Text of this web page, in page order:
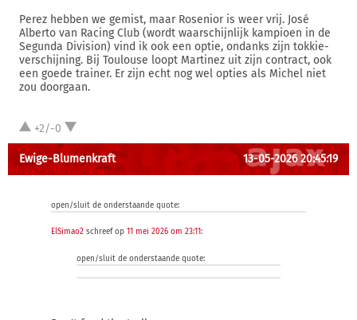
Perez hebben we gemist, maar Rosenior is weer vrij. José
Alberto van Racing Club (wordt waarschijnlijk kampioen in de
Segunda Division) vind ik ook een optie, ondanks zijn tokkie-
verschijning. Bij Toulouse loopt Martinez uit zijn contract, ook
een goede trainer. Er zijn echt nog wel opties als Michel niet
zou doorgaan.
+2/-0
Ewige-Blumenkraft 13-05-2026 20:45:19
open/sluit de onderstaande quote:
ElSimao2 schreef op 11 mei 2026 om 23:11:
open/sluit de onderstaande quote: